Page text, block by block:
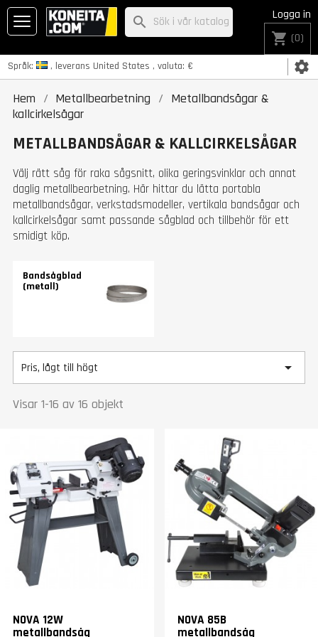
Språk: , leverans United States , valuta: € settings
Logga in
shopping_cart (0)
search
Hem Metallbearbetning
Metallbandsågar &
kallcirkelsågar
METALLBANDSÅGAR & KALLCIRKELSÅGAR
Välj rätt såg för raka sågsnitt, olika geringsvinklar och annat
daglig metallbearbetning. Här hittar du lätta portabla
metallbandsågar, verkstadsmodeller, vertikala bandsågar och
kallcirkelsågar samt passande sågblad och tillbehör för ett
smidigt köp.
Bandsågblad
(metall)
Pris, lågt till högt 
Visar 1-16 av 16 objekt
NOVA 12W
metallbandsåg
NOVA 85B
metallbandsåg